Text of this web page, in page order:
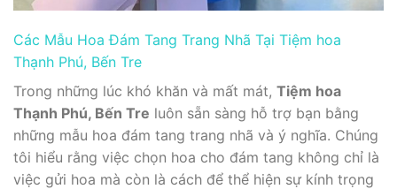
Các Mẫu Hoa Đám Tang Trang Nhã Tại Tiệm hoa
Thạnh Phú, Bến Tre
Trong những lúc khó khăn và mất mát, Tiệm hoa
Thạnh Phú, Bến Tre luôn sẵn sàng hỗ trợ bạn bằng
những mẫu hoa đám tang trang nhã và ý nghĩa. Chúng
tôi hiểu rằng việc chọn hoa cho đám tang không chỉ là
việc gửi hoa mà còn là cách để thể hiện sự kính trọng